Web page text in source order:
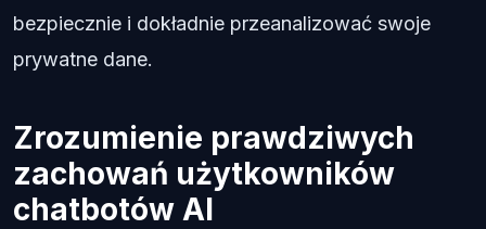
bezpiecznie i dokładnie przeanalizować swoje
prywatne dane.
Zrozumienie prawdziwych
zachowań użytkowników
chatbotów AI